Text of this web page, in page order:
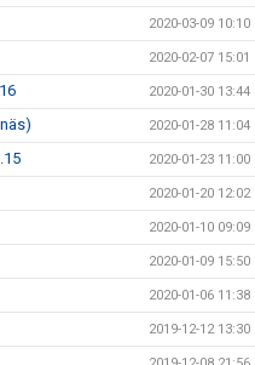
2020-03-09 10:10
2020-02-07 15:01
2020-01-30 13:44
2020-01-28 11:04
2020-01-23 11:00
2020-01-20 12:02
2020-01-10 09:09
2020-01-09 15:50
2020-01-06 11:38
2019-12-12 13:30